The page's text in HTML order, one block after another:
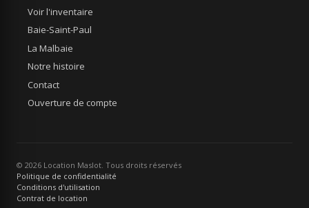
Voir l'inventaire
Baie-Saint-Paul
La Malbaie
Notre histoire
Contact
Ouverture de compte
© 2026 Location Maslot. Tous droits réservés
Politique de confidentialité
Conditions d'utilisation
Contrat de location